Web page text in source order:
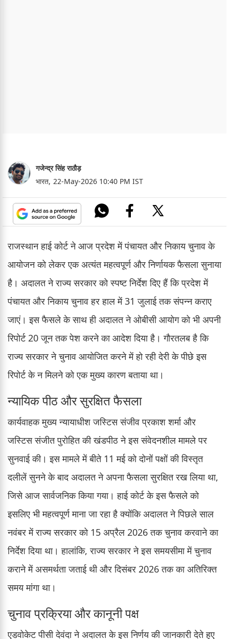
गजेन्द्र सिंह राठौड़
भारत, 22-May-2026 10:40 PM IST
राजस्थान हाई कोर्ट ने आज प्रदेश में पंचायत और निकाय चुनाव के
आयोजन को लेकर एक अत्यंत महत्वपूर्ण और निर्णायक फैसला सुनाया
है। अदालत ने राज्य सरकार को स्पष्ट निर्देश दिए हैं कि प्रदेश में
पंचायत और निकाय चुनाव हर हाल में 31 जुलाई तक संपन्न कराए
जाएं। इस फैसले के साथ ही अदालत ने ओबीसी आयोग को भी अपनी
रिपोर्ट 20 जून तक पेश करने का आदेश दिया है। गौरतलब है कि
राज्य सरकार ने चुनाव आयोजित करने में हो रही देरी के पीछे इस
रिपोर्ट के न मिलने को एक मुख्य कारण बताया था।
न्यायिक पीठ और सुरक्षित फैसला
कार्यवाहक मुख्य न्यायाधीश जस्टिस संजीव प्रकाश शर्मा और
जस्टिस संजीत पुरोहित की खंडपीठ ने इस संवेदनशील मामले पर
सुनवाई की। इस मामले में बीते 11 मई को दोनों पक्षों की विस्तृत
दलीलें सुनने के बाद अदालत ने अपना फैसला सुरक्षित रख लिया था,
जिसे आज सार्वजनिक किया गया। हाई कोर्ट के इस फैसले को
इसलिए भी महत्वपूर्ण माना जा रहा है क्योंकि अदालत ने पिछले साल
नवंबर में राज्य सरकार को 15 अप्रैल 2026 तक चुनाव करवाने का
निर्देश दिया था। हालांकि, राज्य सरकार ने इस समयसीमा में चुनाव
कराने में असमर्थता जताई थी और दिसंबर 2026 तक का अतिरिक्त
समय मांगा था।
चुनाव प्रक्रिया और कानूनी पक्ष
एडवोकेट पीसी देवंदा ने अदालत के इस निर्णय की जानकारी देते हुए